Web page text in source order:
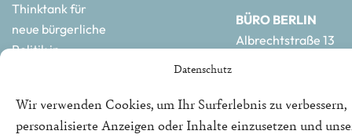
Datenschutz
Wir verwenden Cookies, um Ihr Surferlebnis zu verbessern,
personalisierte Anzeigen oder Inhalte einzusetzen und
Thinktank für
neue bürgerliche
Politik in
BÜRO BERLIN
Albrechtstraße 13
r21.de